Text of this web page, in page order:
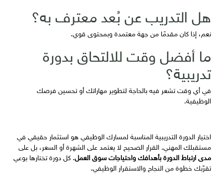
هل التدريب عن بُعد معترف به؟
نعم، إذا كان مقدمًا من جهة معتمدة وبمحتوى قوي.
ما أفضل وقت للالتحاق بدورة
تدريبية؟
في أي وقت تشعر فيه بالحاجة لتطوير مهاراتك أو تحسين فرصك
الوظيفية.
اختيار الدورة التدريبية المناسبة لمسارك الوظيفي هو استثمار حقيقي في
مستقبلك المهني. القرار الصحيح لا يعتمد على الشهرة أو السعر، بل على
مدى ارتباط الدورة بأهدافك واحتياجات سوق العمل. كل دورة تختارها بوعي
تقرّبك خطوة من النجاح والاستقرار الوظيفي.